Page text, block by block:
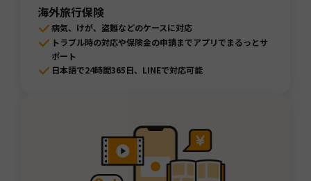
海外旅行保険
病気、けが、盗難などのケースに対応
トラブル時の対応や保険金の申請までアプリでまるっとサ
ポート
日本語で24時間365日、LINEで対応可能